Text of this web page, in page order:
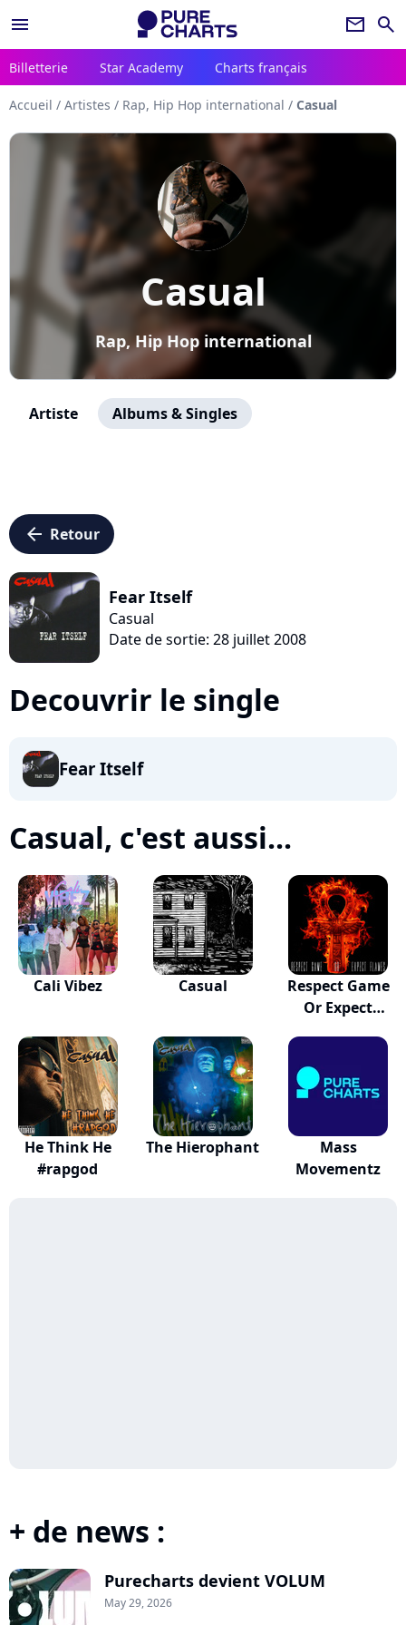
menu newsletter search
Billetterie Star Academy Charts français
Accueil / Artistes / Rap, Hip Hop international / Casual
Casual
Rap, Hip Hop international
Artiste Albums & Singles
arrow_left Retour
Fear Itself
Casual
Date de sortie: 28 juillet 2008
Decouvrir le single
Fear Itself
Casual, c'est aussi...
Cali Vibez Casual
Respect Game
Or Expect
He Think He
#rapgod
The Hierophant
Mass
Movementz
+ de news :
Purecharts devient VOLUM
May 29, 2026